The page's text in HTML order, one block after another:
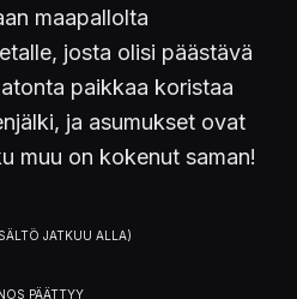
maapallolta
josta olisi päästävä
paikkaa koristaa
ja asumukset ovat
muu on kokenut saman!